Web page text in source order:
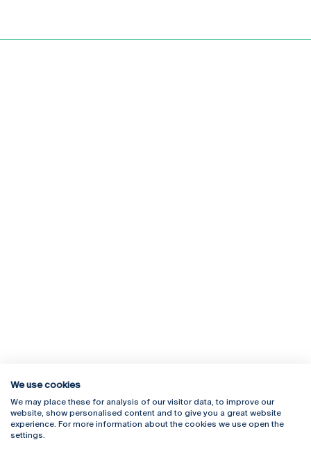
Rua Diogo Botelho 1327
4169-005 Porto
+351 226 196 240
Campus Online
Webmail
We use cookies
We may place these for analysis of our visitor data, to improve our
website, show personalised content and to give you a great website
experience. For more information about the cookies we use open the
settings.